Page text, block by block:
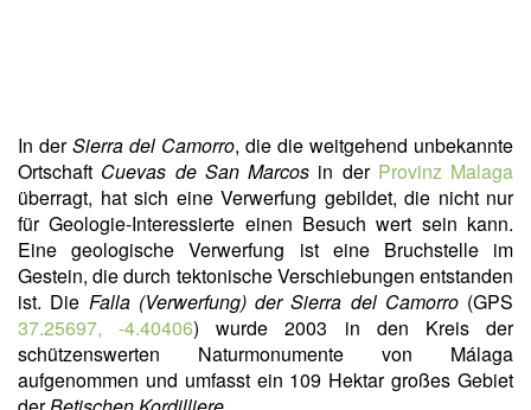
In derSierra del Camorro, die die weitgehend unbekannte
Ortschaft Cuevas de San Marcos in der Provinz Malaga
überragt, hat sich eine Verwerfung gebildet, die nicht nur
für Geologie-Interessierte einen Besuch wert sein kann.
Eine geologische Verwerfung ist eine Bruchstelle im
Gestein, die durch tektonische Verschiebungen entstanden
ist. Die Falla (Verwerfung) der Sierra del Camorro(GPS
37.25697, -4.40406) wurde 2003 in den Kreis der
schützenswerten Naturmonumente von Málaga
aufgenommen und umfasst ein 109 Hektar großes Gebiet